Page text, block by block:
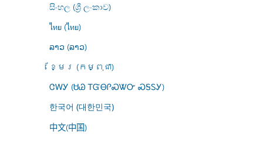
සිංහල (ශ්‍රී ලංකාව)
ไทย (ไทย)
ລາວ (ລາວ)
ខ្មែរ (កម្ពុជា)
ᏣᎳᎩ (ᏌᏊ ᎢᏳᎾᎵᏍᏔᏅ ᏍᎦᏚᎩ)
한국어 (대한민국)
中文(中国)